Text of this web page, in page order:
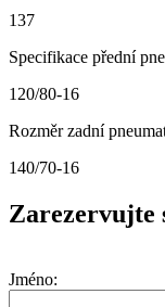
137
Specifikace přední
120/80-16
Rozměr zadní
140/70-16
Zarezervujte
Jméno: